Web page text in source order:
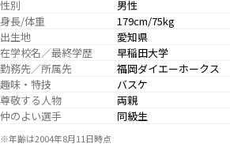
性別
男性
身長/体重
179cm/75kg
出生地
愛知県
在学校名／最終学歴
早稲田大学
勤務先／所属先
福岡ダイエーホークス
趣味・特技
バスケ
尊敬する人物
両親
仲のよい選手
同級生
※年齢は2004年8月11日時点